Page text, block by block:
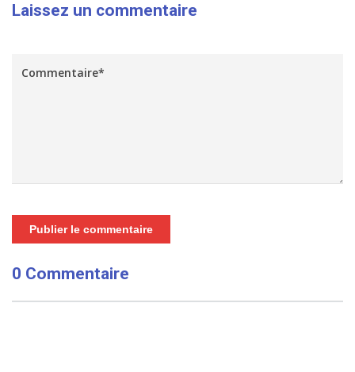
Laissez un commentaire
Publier le commentaire
0 Commentaire